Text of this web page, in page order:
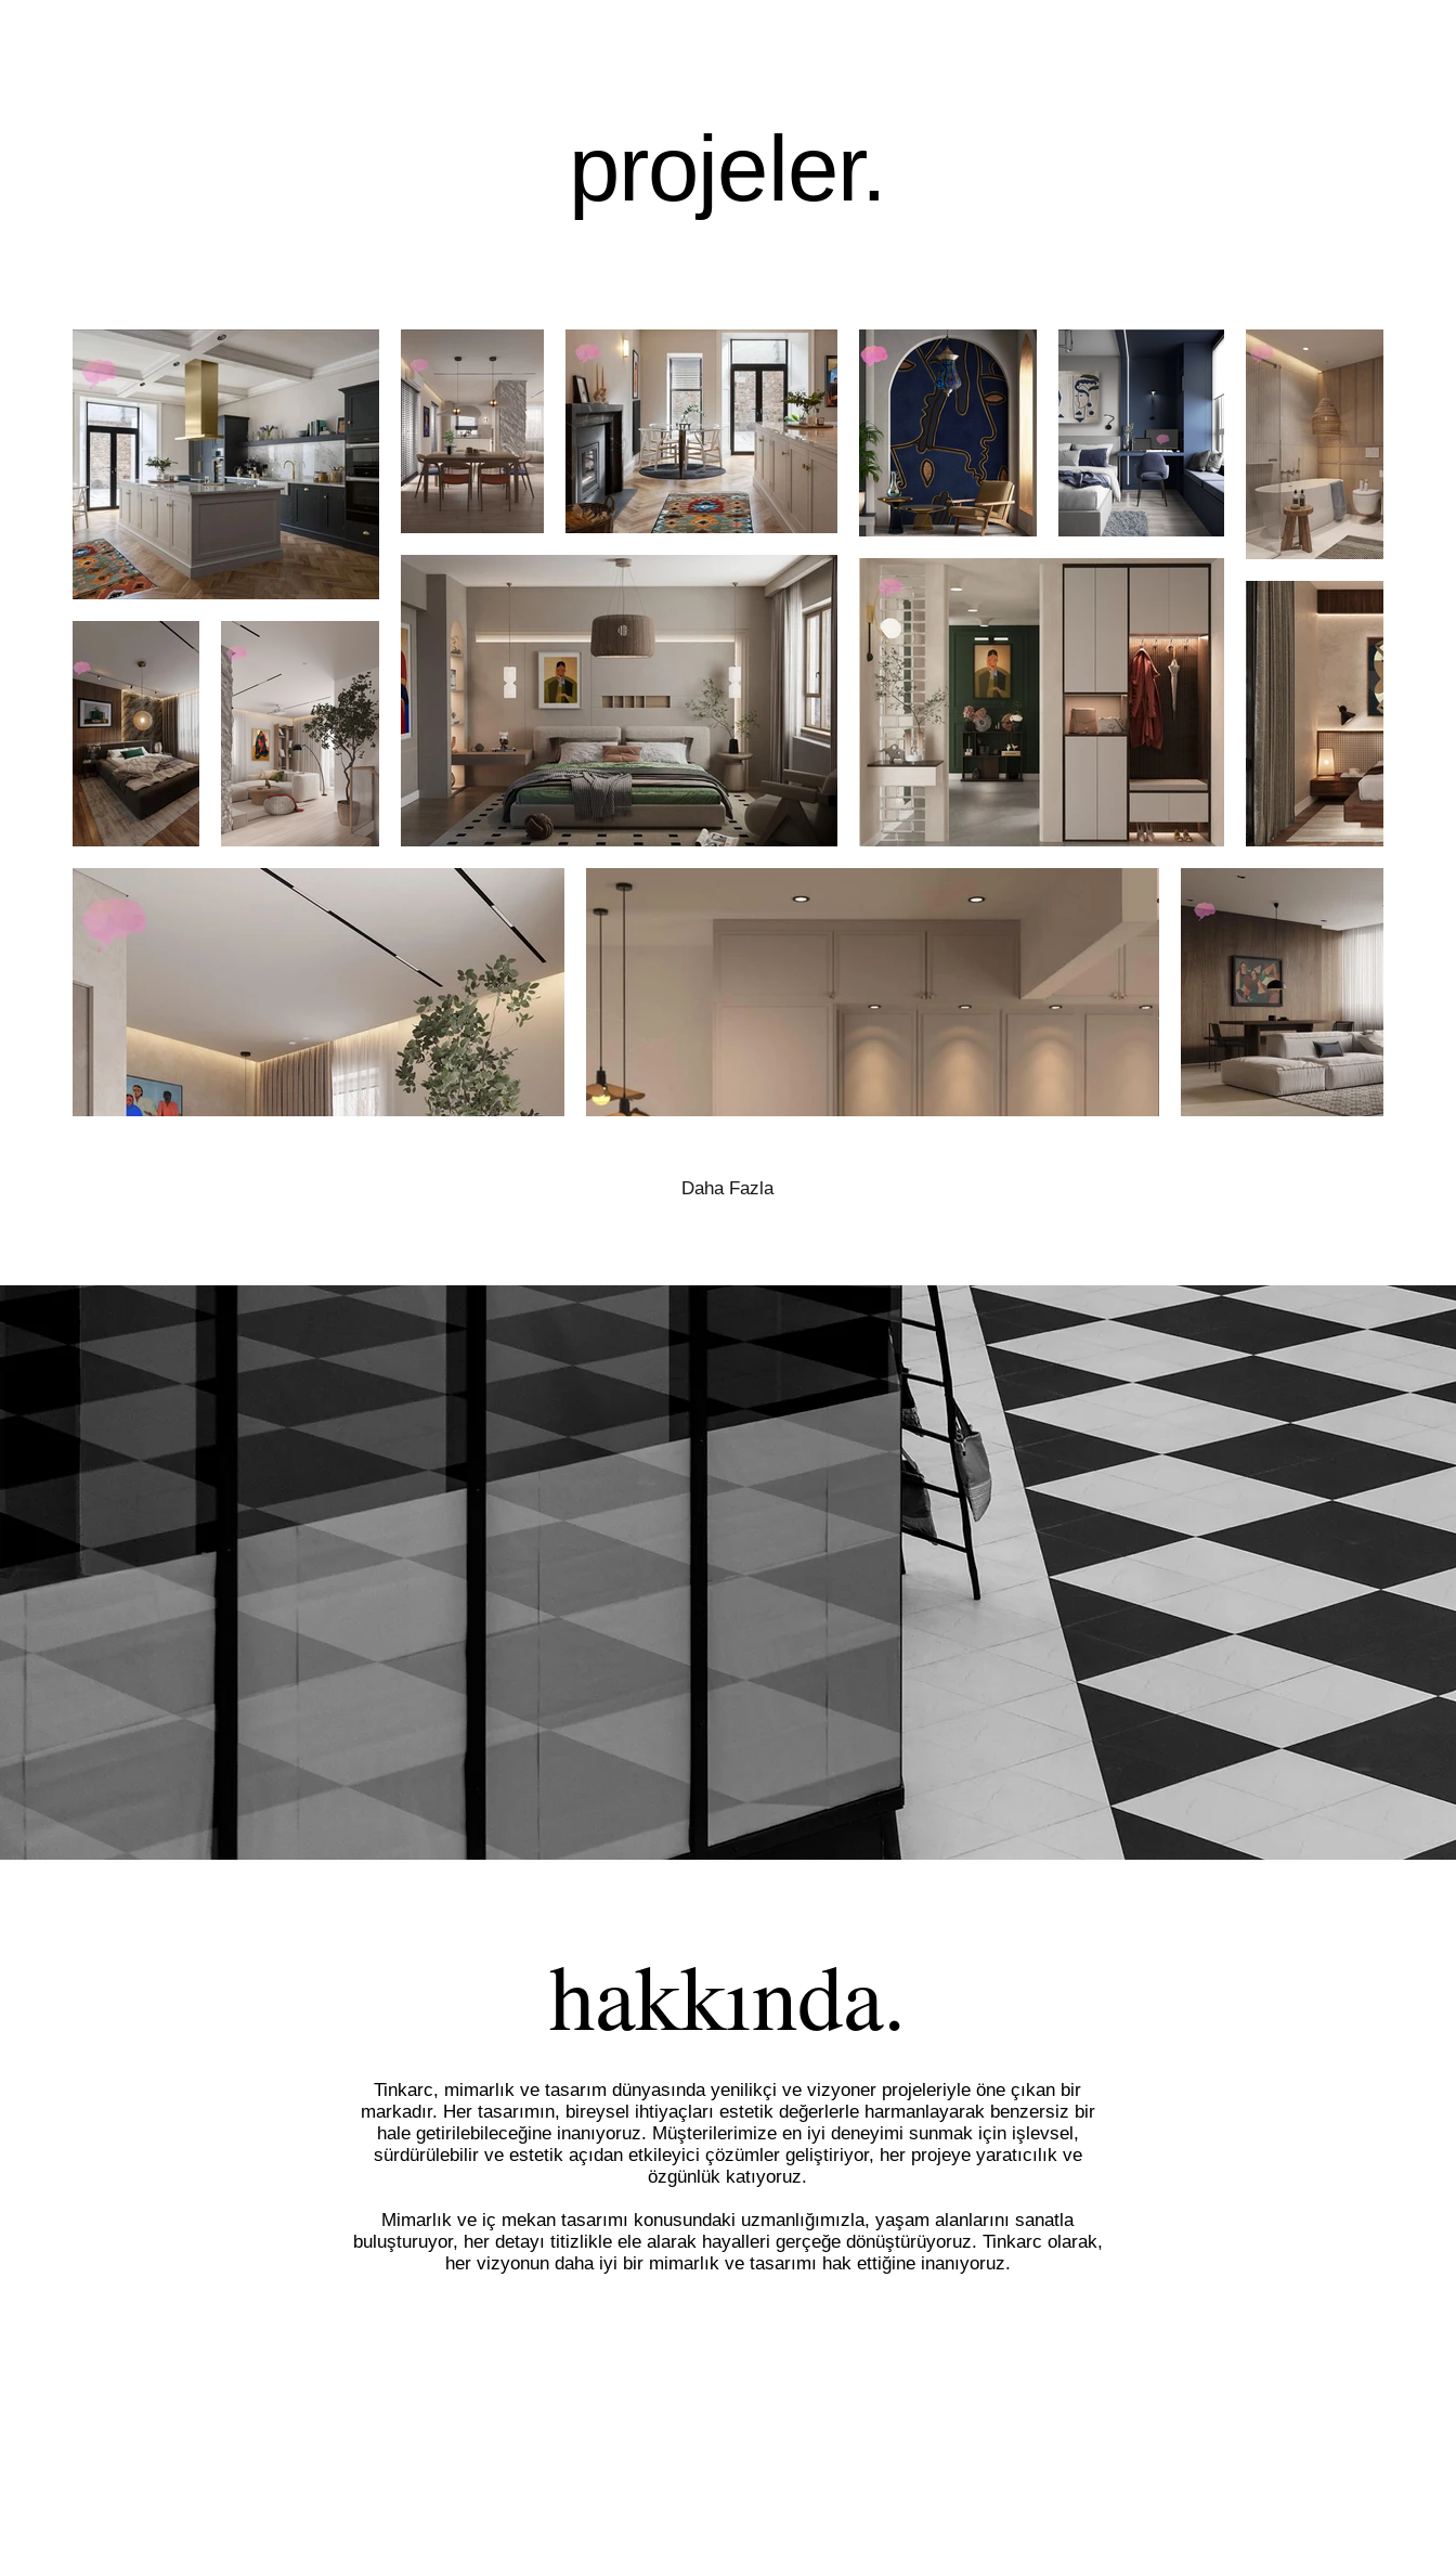
projeler.
Daha Fazla
hakkında.
Tinkarc, mimarlık ve tasarım dünyasında yenilikçi ve vizyoner projeleriyle öne çıkan bir
markadır. Her tasarımın, bireysel ihtiyaçları estetik değerlerle harmanlayarak benzersiz bir
hale getirilebileceğine inanıyoruz. Müşterilerimize en iyi deneyimi sunmak için işlevsel,
sürdürülebilir ve estetik açıdan etkileyici çözümler geliştiriyor, her projeye yaratıcılık ve
özgünlük katıyoruz.
Mimarlık ve iç mekan tasarımı konusundaki uzmanlığımızla, yaşam alanlarını sanatla
buluşturuyor, her detayı titizlikle ele alarak hayalleri gerçeğe dönüştürüyoruz. Tinkarc olarak,
her vizyonun daha iyi bir mimarlık ve tasarımı hak ettiğine inanıyoruz.